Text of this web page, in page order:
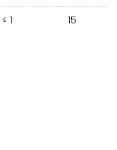
≤ 1 15